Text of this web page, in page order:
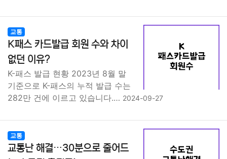
교통
K패스 카드발급 회원 수와 차이
없던 이유?
K-패스 발급 현황 2023년 8월 말
기준으로 K-패스의 누적 발급 수는
282만 건에 이르고 있습니다.… 2024-09-27
교통
교통난 해결…30분으로 줄어드